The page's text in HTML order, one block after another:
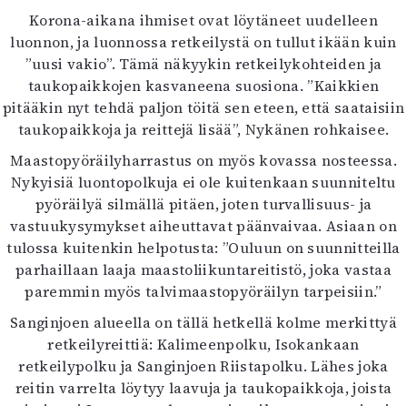
Korona-aikana ihmiset ovat löytäneet uudelleen
luonnon, ja luonnossa retkeilystä on tullut ikään kuin
”uusi vakio”. Tämä näkyykin retkeilykohteiden ja
taukopaikkojen kasvaneena suosiona. ”Kaikkien
pitääkin nyt tehdä paljon töitä sen eteen, että saataisiin
taukopaikkoja ja reittejä lisää”, Nykänen rohkaisee.
Maastopyöräilyharrastus on myös kovassa nosteessa.
Nykyisiä luontopolkuja ei ole kuitenkaan suunniteltu
pyöräilyä silmällä pitäen, joten turvallisuus- ja
vastuukysymykset aiheuttavat päänvaivaa. Asiaan on
tulossa kuitenkin helpotusta: ”Ouluun on suunnitteilla
parhaillaan laaja maastoliikuntareitistö, joka vastaa
paremmin myös talvimaastopyöräilyn tarpeisiin.”
Sanginjoen alueella on tällä hetkellä kolme merkittyä
retkeilyreittiä: Kalimeenpolku, Isokankaan
retkeilypolku ja Sanginjoen Riistapolku. Lähes joka
reitin varrelta löytyy laavuja ja taukopaikkoja, joista